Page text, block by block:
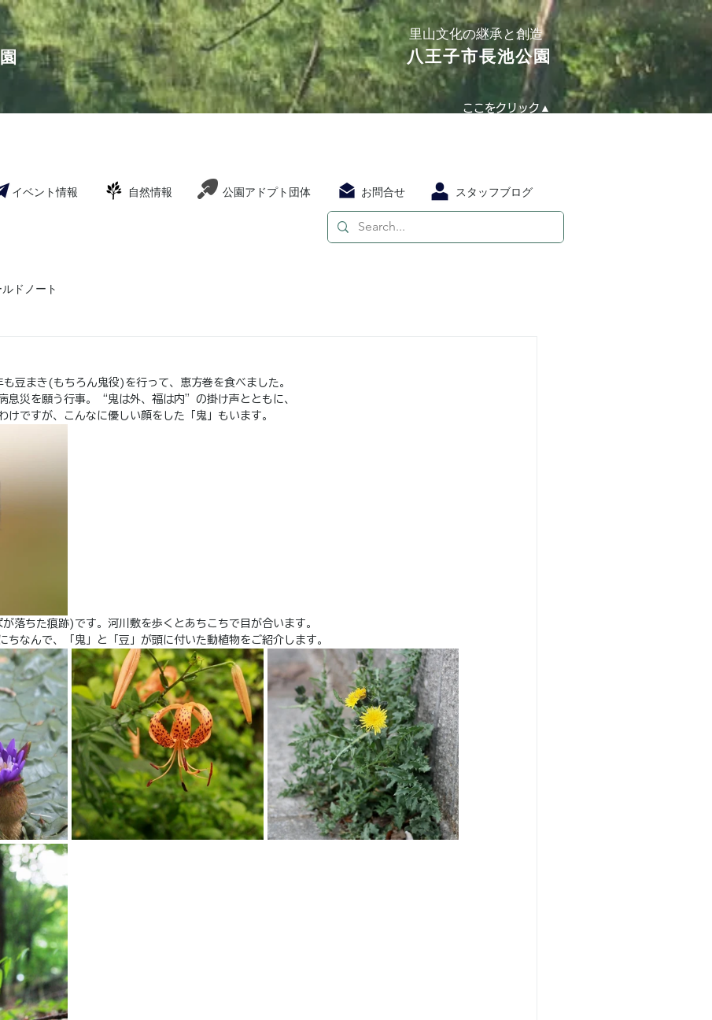
​里山文化の継承と創造
​八王子市長池公園
ここをクリック▲
イベント情報 自然情報 公園アドプト団体 お問合せ スタッフブログ
ドノート
豆まき(もちろん鬼役)を行って、恵方巻を食べました。
息災を願う行事。“鬼は外、福は内”の掛け声とともに、
けですが、こんなに優しい顔をした「鬼」もいます。
落ちた痕跡)です。河川敷を歩くとあちこちで目が合います。
ちなんで、「鬼」と「豆」が頭に付いた動植物をご紹介します。